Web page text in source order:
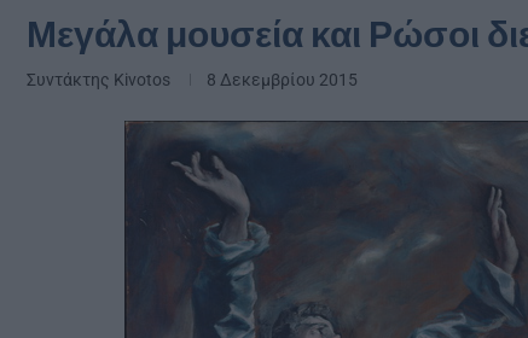
Μεγάλα μουσεία και Ρώσοι
Συντάκτης Kivotos 8 Δεκεμβρίου 2015